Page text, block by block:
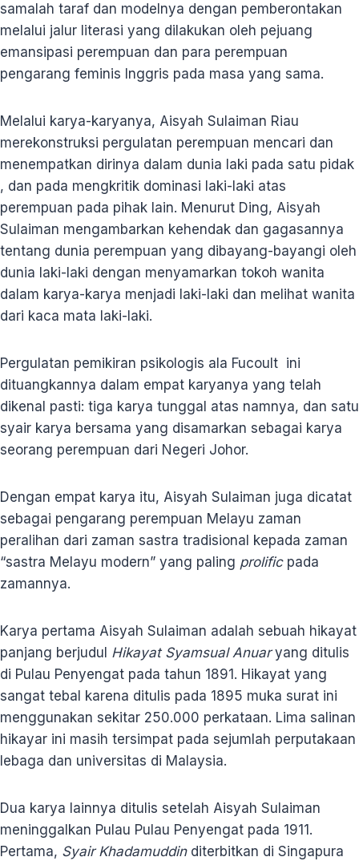
samalah taraf dan modelnya dengan pemberontakan
melalui jalur literasi yang dilakukan oleh pejuang
emansipasi perempuan dan para perempuan
pengarang feminis Inggris pada masa yang sama.
Melalui karya-karyanya, Aisyah Sulaiman Riau
merekonstruksi pergulatan perempuan mencari dan
menempatkan dirinya dalam dunia laki pada satu pidak
, dan pada mengkritik dominasi laki-laki atas
perempuan pada pihak lain. Menurut Ding, Aisyah
Sulaiman mengambarkan kehendak dan gagasannya
tentang dunia perempuan yang dibayang-bayangi oleh
dunia laki-laki dengan menyamarkan tokoh wanita
dalam karya-karya menjadi laki-laki dan melihat wanita
dari kaca mata laki-laki.
Pergulatan pemikiran psikologis ala Fucoult ini
dituangkannya dalam empat karyanya yang telah
dikenal pasti: tiga karya tunggal atas namnya, dan satu
syair karya bersama yang disamarkan sebagai karya
seorang perempuan dari Negeri Johor.
Dengan empat karya itu, Aisyah Sulaiman juga dicatat
sebagai pengarang perempuan Melayu zaman
peralihan dari zaman sastra tradisional kepada zaman
“sastra Melayu modern” yang paling prolificpada
zamannya.
Karya pertama Aisyah Sulaiman adalah sebuah hikayat
panjang berjudul Hikayat Syamsual Anuaryang ditulis
di Pulau Penyengat pada tahun 1891. Hikayat yang
sangat tebal karena ditulis pada 1895 muka surat ini
menggunakan sekitar 250.000 perkataan. Lima salinan
hikayar ini masih tersimpat pada sejumlah perputakaan
lebaga dan universitas di Malaysia.
Dua karya lainnya ditulis setelah Aisyah Sulaiman
meninggalkan Pulau Pulau Penyengat pada 1911.
Pertama, Syair Khadamuddinditerbitkan di Singapura